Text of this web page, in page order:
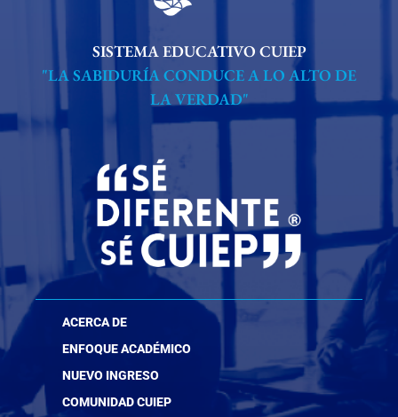
SISTEMA EDUCATIVO CUIEP
"LA SABIDURÍA CONDUCE A LO ALTO DE
LA VERDAD"
ACERCA DE
ENFOQUE ACADÉMICO
NUEVO INGRESO
COMUNIDAD CUIEP